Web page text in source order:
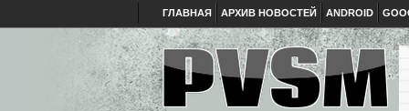
ГЛАВНАЯ АРХИВ НОВОСТЕЙ ANDROID